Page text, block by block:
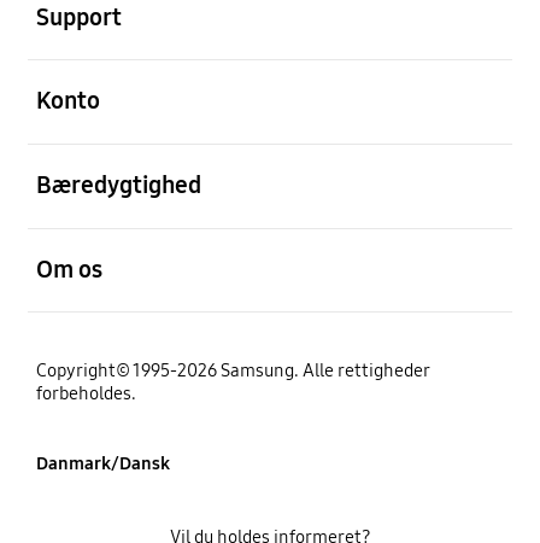
Support
Konto
Bæredygtighed
Om os
Copyright© 1995-2026 Samsung. Alle rettigheder
forbeholdes.
Danmark/Dansk
Vil du holdes informeret?